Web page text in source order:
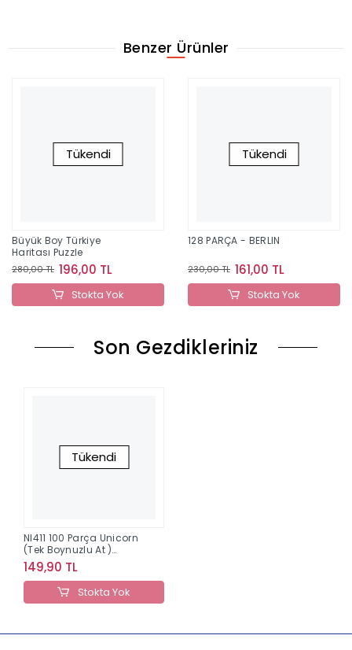
Benzer Ürünler
Tükendi
Büyük Boy Türkiye
Haritası Puzzle
280,00 TL 196,00 TL
Stokta Yok
Tükendi
128 PARÇA - BERLIN
230,00 TL 161,00 TL
Stokta Yok
Son Gezdikleriniz
Tükendi
Nl411 100 Parça Unicorn
(Tek Boynuzlu At )
Neverland
149,90 TL
Stokta Yok